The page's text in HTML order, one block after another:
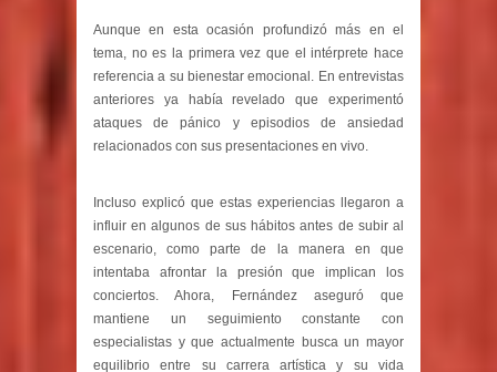
Aunque en esta ocasión profundizó más en el
tema, no es la primera vez que el intérprete hace
referencia a su bienestar emocional. En entrevistas
anteriores ya había revelado que experimentó
ataques de pánico y episodios de ansiedad
relacionados con sus presentaciones en vivo.
Incluso explicó que estas experiencias llegaron a
influir en algunos de sus hábitos antes de subir al
escenario, como parte de la manera en que
intentaba afrontar la presión que implican los
conciertos. Ahora, Fernández aseguró que
mantiene un seguimiento constante con
especialistas y que actualmente busca un mayor
equilibrio entre su carrera artística y su vida